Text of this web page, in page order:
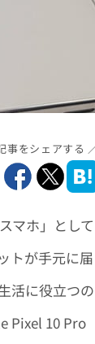
事をシェアする
マホ」として
トが手元に届
活に役立つの
Pixel 10 Pro